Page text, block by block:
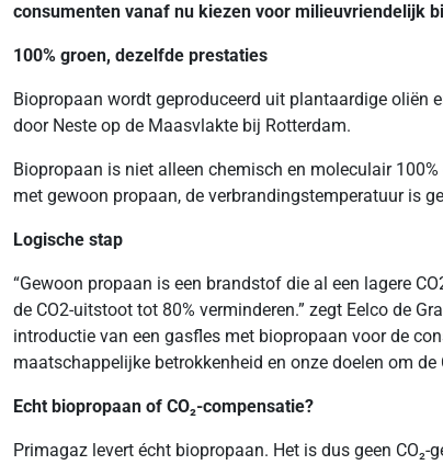
consumenten vanaf nu kiezen voor milieuvriendelijk
100% groen, dezelfde prestaties
Biopropaan wordt geproduceerd uit plantaardige oliën
door Neste op de Maasvlakte bij Rotterdam.
Biopropaan is niet alleen chemisch en moleculair
met gewoon propaan, de verbrandingstemperatuur is
Logische stap
“Gewoon propaan is een brandstof die al een lagere
de CO2-uitstoot tot 80% verminderen.” zegt Eelco de
introductie van een gasfles met biopropaan voor de
maatschappelijke betrokkenheid en onze doelen om de
Echt biopropaan of CO₂-compensatie?
Primagaz levert écht biopropaan. Het is dus geen